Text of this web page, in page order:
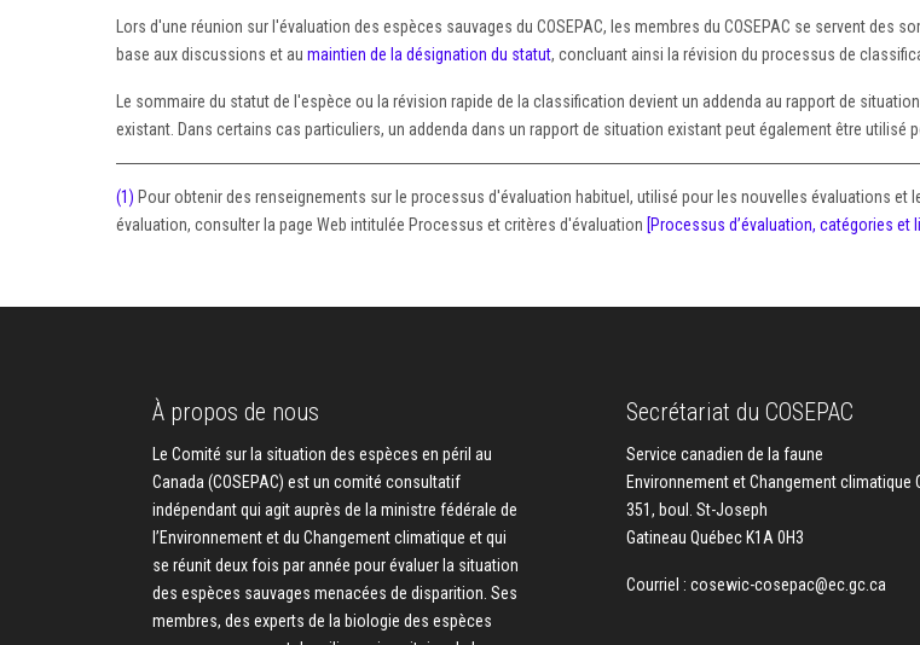
Lors d'une réunion sur l'évaluation des espèces sauvages du COSEPAC, les membres du COSEPAC se servent
base aux discussions et au maintien de la désignation du statut, concluant ainsi la révision du processus de
Le sommaire du statut de l'espèce ou la révision rapide de la classification devient un addenda au rapport de
existant. Dans certains cas particuliers, un addenda dans un rapport de situation existant peut également être utilisé
(1) Pour obtenir des renseignements sur le processus d'évaluation habituel, utilisé pour les nouvelles évaluations
évaluation, consulter la page Web intitulée Processus et critères d'évaluation [Processus d’évaluation, catégories et
À propos de nous
Le Comité sur la situation des espèces en péril au
Canada (COSEPAC) est un comité consultatif
indépendant qui agit auprès de la ministre fédérale de
l’Environnement et du Changement climatique et qui
se réunit deux fois par année pour évaluer la situation
des espèces sauvages menacées de disparition. Ses
membres, des experts de la biologie des espèces
Secrétariat du COSEPAC
Service canadien de la faune
Environnement et Changement climatique
351, boul. St-Joseph
Gatineau Québec K1A 0H3
Courriel : cosewic-cosepac@ec.gc.ca